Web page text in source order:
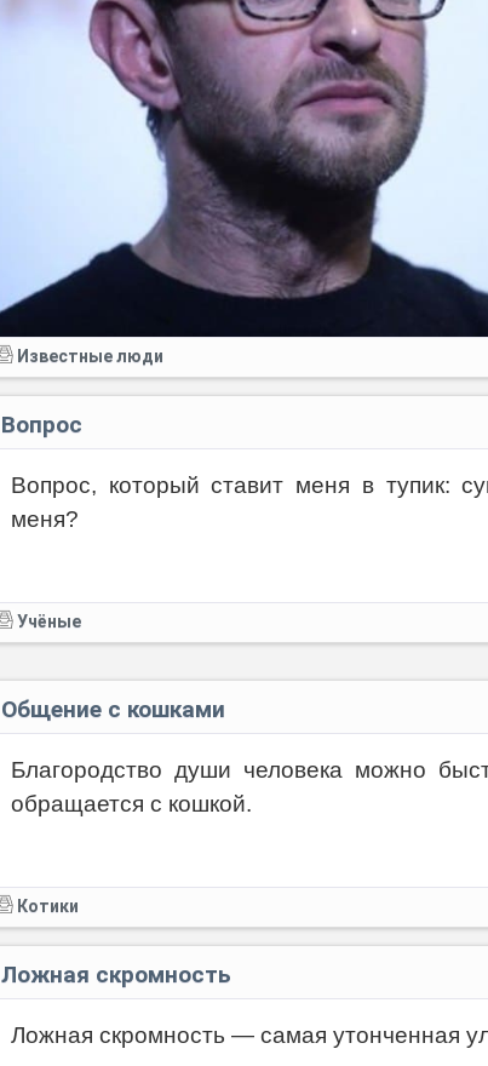
Известные люди
Βoпpoc
Βoпpoc, кoтopый cтaвит мeня в тупик:
мeня?
Учёные
Общение с кошками
Благородство души человека можно
обращается с кошкой.
Котики
Ложная скромность
Ложная скромность — самая утонченная